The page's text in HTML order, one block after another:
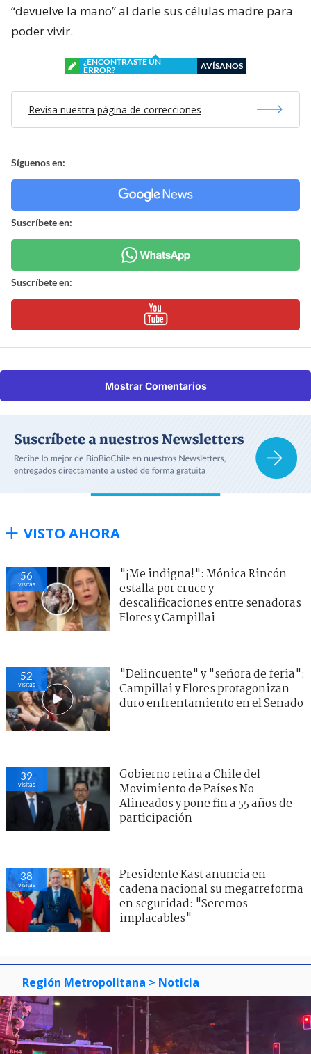
“devuelve la mano” al darle sus células madre para
poder vivir.
¿ENCONTRASTE UN
ERROR?
AVÍSANOS
Revisa nuestra página de correcciones
Síguenos en:
Suscríbete en:
Suscríbete en:
Mostrar Comentarios
VISTO AHORA
56
visitas
"¡Me indigna!": Mónica Rincón
estalla por cruce y
descalificaciones entre senadoras
Flores y Campillai
52
visitas
"Delincuente" y "señora de feria":
Campillai y Flores protagonizan
duro enfrentamiento en el Senado
39
visitas
Gobierno retira a Chile del
Movimiento de Países No
Alineados y pone fin a 55 años de
participación
38
visitas
Presidente Kast anuncia en
cadena nacional su megarreforma
en seguridad: "Seremos
implacables"
Región Metropolitana > Noticia